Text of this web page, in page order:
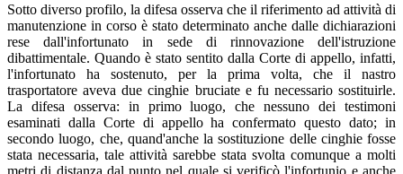
Sotto diverso profilo, la difesa osserva che il riferimento ad attività di
manutenzione in corso è stato determinato anche dalle dichiarazioni
rese dall'infortunato in sede di rinnovazione dell'istruzione
dibattimentale. Quando è stato sentito dalla Corte di appello, infatti,
l'infortunato ha sostenuto, per la prima volta, che il nastro
trasportatore aveva due cinghie bruciate e fu necessario sostituirle.
La difesa osserva: in primo luogo, che nessuno dei testimoni
esaminati dalla Corte di appello ha confermato questo dato; in
secondo luogo, che, quand'anche la sostituzione delle cinghie fosse
stata necessaria, tale attività sarebbe stata svolta comunque a molti
metri di distanza dal punto nel quale si verificò l'infortunio e anche